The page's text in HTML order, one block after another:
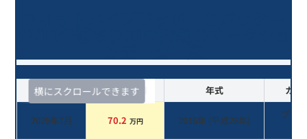
横にスクロールできます
査定時期 セルカ実績 年式 カラ
2026年7月 70.2 万円 2016年 (平成28年)
ブラ